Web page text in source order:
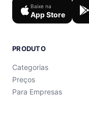
Baixe na
App Store
PRODUTO
Categorias
Preços
Para Empresas